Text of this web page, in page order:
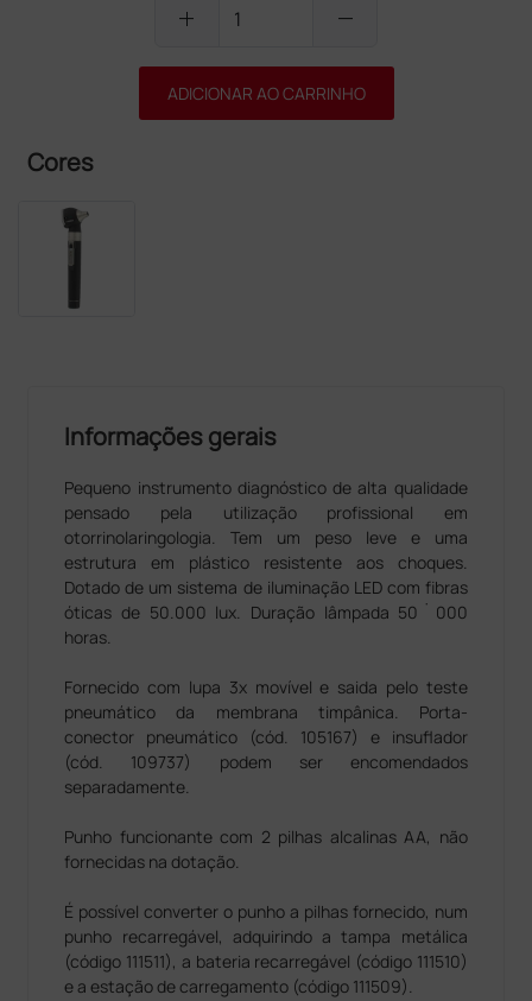
add remove
ADICIONAR AO CARRINHO
Cores
Informações gerais
Pequeno instrumento diagnóstico de alta qualidade
pensado pela utilização profissional em
otorrinolaringologia. Tem um peso leve e uma
estrutura em plástico resistente aos choques.
Dotado de um sistema de iluminação LED com fibras
óticas de 50.000 lux. Duração lâmpada 50˙000
horas.
Fornecido com lupa 3x movível e saida pelo teste
pneumático da membrana timpânica. Porta-
conector pneumático (cód. 105167) e insuflador
(cód. 109737) podem ser encomendados
separadamente.
Punho funcionante com 2 pilhas alcalinas AA, não
fornecidas na dotação.
É possível converter o punho a pilhas fornecido, num
punho recarregável, adquirindo a tampa metálica
(código 111511), a bateria recarregável (código 111510)
e a estação de carregamento (código 111509).